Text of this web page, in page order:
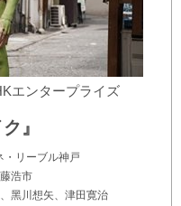
エンタープライズ
』
リーブル神戸
浩市
⿊川想⽮、津⽥寛治